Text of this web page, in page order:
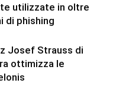
utilizzate in oltre
di phishing
Josef Strauss di
ottimizza le